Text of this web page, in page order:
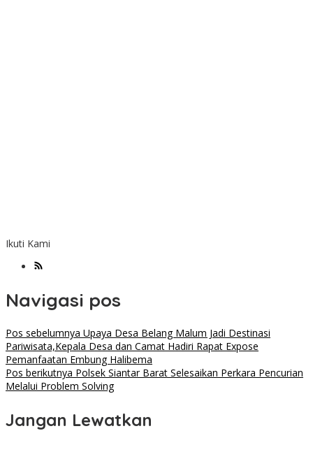
Ikuti Kami
Navigasi pos
Pos sebelumnya Upaya Desa Belang Malum Jadi Destinasi
Pariwisata,Kepala Desa dan Camat Hadiri Rapat Expose
Pemanfaatan Embung Halibema
Pos berikutnya Polsek Siantar Barat Selesaikan Perkara Pencurian
Melalui Problem Solving
Jangan Lewatkan